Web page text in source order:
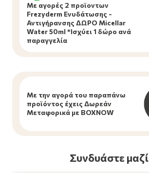
Με αγορές 2 προϊοντων
Frezyderm Ενυδάτωσης -
Αντιγήρανσης ΔΩΡΟ Micellar
Water 50ml *Ισχύει 1 δώρο ανά
παραγγελία
Με την αγορά του παραπάνω
προϊόντος έχεις Δωρεάν
Mεταφορικά με BOXNOW
Συνδυάστε μαζί